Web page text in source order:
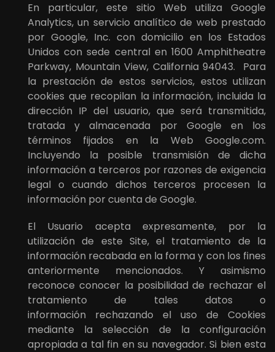
En particular, este sitio Web utiliza Google
Analytics, un servicio analítico de web prestado
por Google, Inc. con domicilio en los Estados
Unidos con sede central en 1600 Amphitheatre
Parkway, Mountain View, California 94043. Para
la prestación de estos servicios, estos utilizan
cookies que recopilan la información, incluida la
dirección IP del usuario, que será transmitida,
tratada y almacenada por Google en los
términos fijados en la Web Google.com.
Incluyendo la posible transmisión de dicha
información a terceros por razones de exigencia
legal o cuando dichos terceros procesen la
información por cuenta de Google.
El Usuario acepta expresamente, por la
utilización de este Site, el tratamiento de la
información recabada en la forma y con los fines
anteriormente mencionados. Y asimismo
reconoce conocer la posibilidad de rechazar el
tratamiento de tales datos o
información rechazando el uso de Cookies
mediante la selección de la configuración
apropiada a tal fin en su navegador. Si bien esta